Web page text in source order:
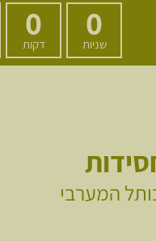
0
שניות
0
דקות
המערבי